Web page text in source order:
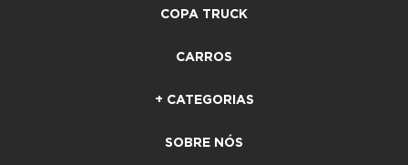
COPA TRUCK
CARROS
+ CATEGORIAS
SOBRE NÓS